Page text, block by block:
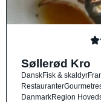
Søllerød Kro
DanskFisk & skaldyr
Restauranter
DanmarkRegion